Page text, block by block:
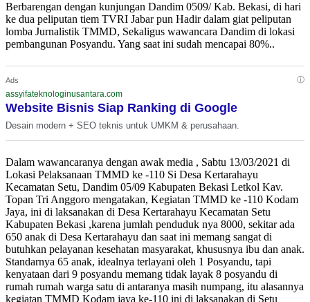
Berbarengan dengan kunjungan Dandim 0509/ Kab. Bekasi, di hari
ke dua peliputan tiem TVRI Jabar pun Hadir dalam giat peliputan
lomba Jurnalistik TMMD, Sekaligus wawancara Dandim di lokasi
pembangunan Posyandu. Yang saat ini sudah mencapai 80%..
Ads ⓘ
assyifateknologinusantara.com
Website Bisnis Siap Ranking di Google
Desain modern + SEO teknis untuk UMKM & perusahaan.
Dalam wawancaranya dengan awak media , Sabtu 13/03/2021 di
Lokasi Pelaksanaan TMMD ke -110 Si Desa Kertarahayu
Kecamatan Setu, Dandim 05/09 Kabupaten Bekasi Letkol Kav.
Topan Tri Anggoro mengatakan, Kegiatan TMMD ke -110 Kodam
Jaya, ini di laksanakan di Desa Kertarahayu Kecamatan Setu
Kabupaten Bekasi ,karena jumlah penduduk nya 8000, sekitar ada
650 anak di Desa Kertarahayu dan saat ini memang sangat di
butuhkan pelayanan kesehatan masyarakat, khususnya ibu dan anak.
Standarnya 65 anak, idealnya terlayani oleh 1 Posyandu, tapi
kenyataan dari 9 posyandu memang tidak layak 8 posyandu di
rumah rumah warga satu di antaranya masih numpang, itu alasannya
kegiatan TMMD Kodam jaya ke-110 ini di laksanakan di Setu